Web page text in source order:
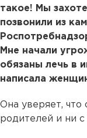
такое! Мы
позвонили из
Мне начали
обязаны лечь в
написала
Она уверяет, что
родителей и ни